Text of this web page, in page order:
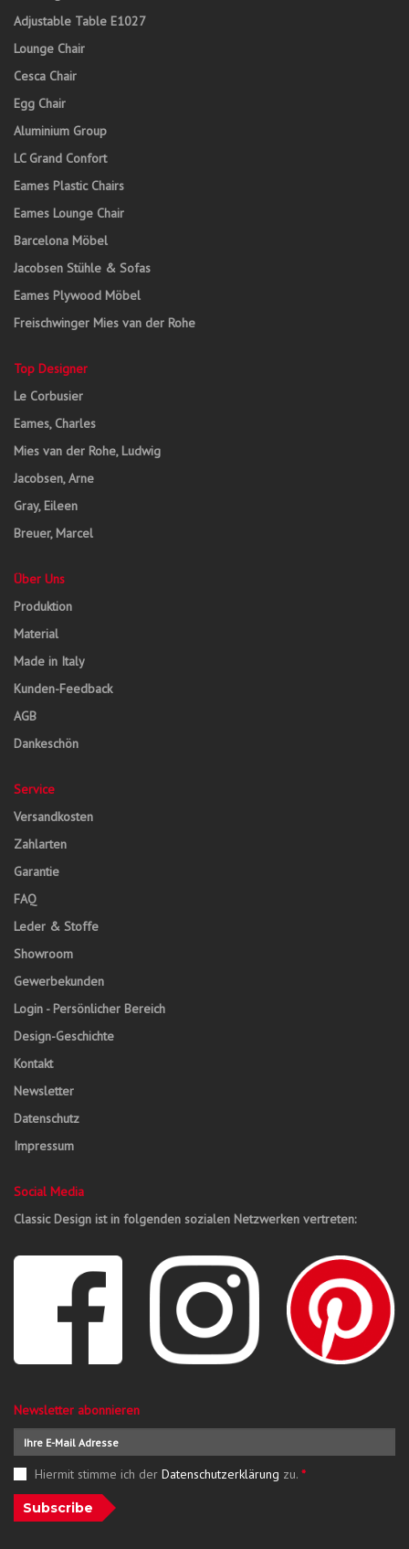
Adjustable Table E1027
Lounge Chair
Cesca Chair
Egg Chair
Aluminium Group
LC Grand Confort
Eames Plastic Chairs
Eames Lounge Chair
Barcelona Möbel
Jacobsen Stühle & Sofas
Eames Plywood Möbel
Freischwinger Mies van der Rohe
Top Designer
Le Corbusier
Eames, Charles
Mies van der Rohe, Ludwig
Jacobsen, Arne
Gray, Eileen
Breuer, Marcel
Über Uns
Produktion
Material
Made in Italy
Kunden-Feedback
AGB
Dankeschön
Service
Versandkosten
Zahlarten
Garantie
FAQ
Leder & Stoffe
Showroom
Gewerbekunden
Login - Persönlicher Bereich
Design-Geschichte
Kontakt
Newsletter
Datenschutz
Impressum
Social Media
Classic Design ist in folgenden sozialen Netzwerken vertreten:
Newsletter abonnieren
Hiermit stimme ich der Datenschutzerklärung zu. *
Subscribe